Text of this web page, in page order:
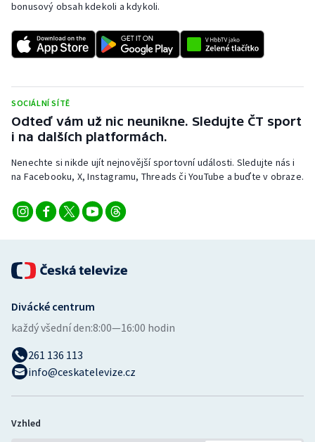
bonusový obsah kdekoli a kdykoli.
SOCIÁLNÍ SÍTĚ
Odteď vám už nic neunikne. Sledujte ČT sport
i na dalších platformách.
Nenechte si nikde ujít nejnovější sportovní události. Sledujte nás i
na Facebooku, X, Instagramu, Threads či YouTube a buďte v obraze.
Divácké centrum
každý všední den:8:00—16:00 hodin
261 136 113
info@ceskatelevize.cz
Vzhled